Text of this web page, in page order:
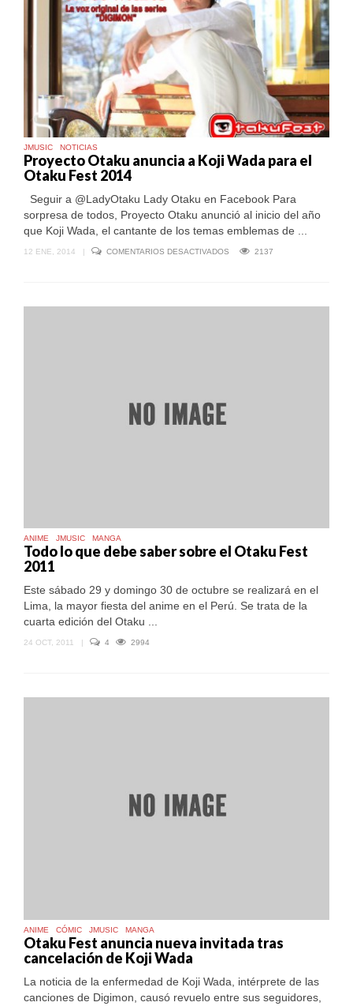
JMUSIC NOTICIAS
Proyecto Otaku anuncia a Koji Wada para el
Otaku Fest 2014
Seguir a @LadyOtaku Lady Otaku en Facebook Para
sorpresa de todos, Proyecto Otaku anunció al inicio del año
que Koji Wada, el cantante de los temas emblemas de ...
12 ENE, 2014 | COMENTARIOS DESACTIVADOS 2137
ANIME JMUSIC MANGA
Todo lo que debe saber sobre el Otaku Fest
2011
Este sábado 29 y domingo 30 de octubre se realizará en el
Lima, la mayor fiesta del anime en el Perú. Se trata de la
cuarta edición del Otaku ...
24 OCT, 2011 4 2994
ANIME CÓMIC JMUSIC MANGA
Otaku Fest anuncia nueva invitada tras
cancelación de Koji Wada
La noticia de la enfermedad de Koji Wada, intérprete de las
canciones de Digimon, causó revuelo entre sus seguidores,